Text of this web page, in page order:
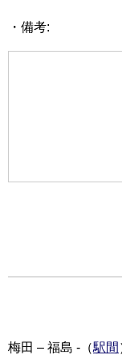
・備考:
梅田 – 福島 -（駅間